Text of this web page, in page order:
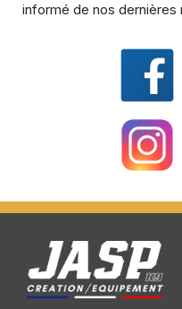
informé de nos